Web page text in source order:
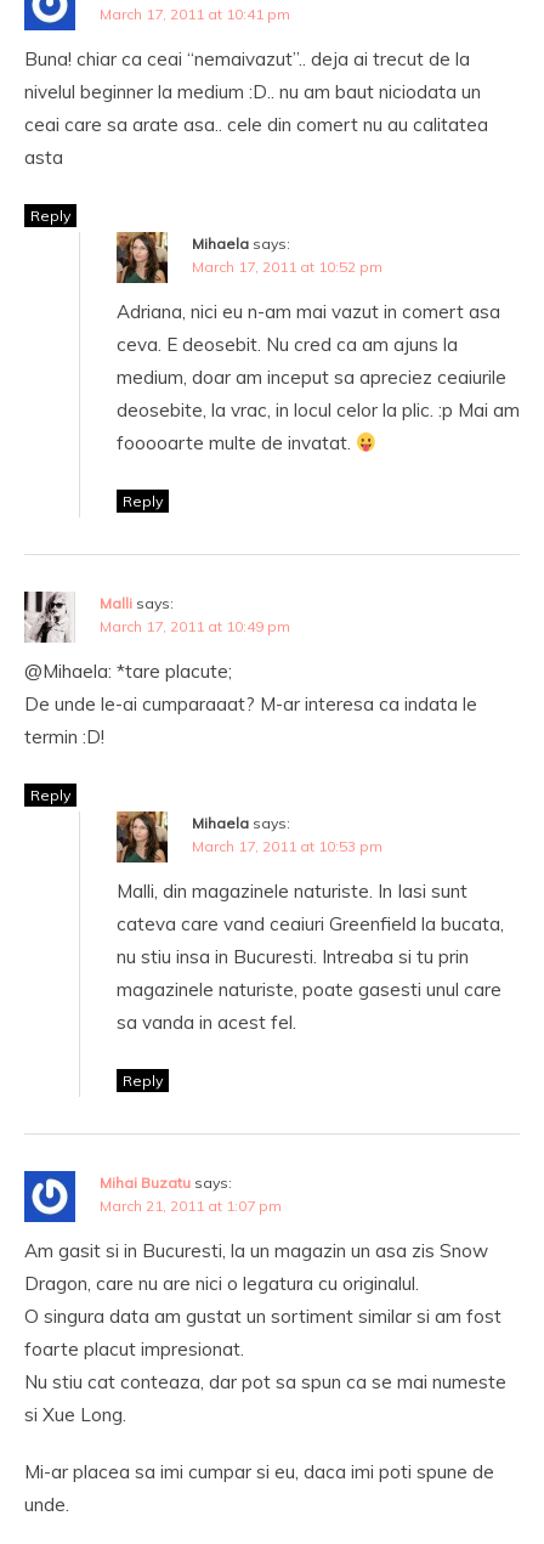
March 17, 2011 at 10:41 pm
Buna! chiar ca ceai “nemaivazut”.. deja ai trecut de la
nivelul beginner la medium :D.. nu am baut niciodata un
ceai care sa arate asa.. cele din comert nu au calitatea
asta
Reply
Mihaela says:
March 17, 2011 at 10:52 pm
Adriana, nici eu n-am mai vazut in comert asa
ceva. E deosebit. Nu cred ca am ajuns la
medium, doar am inceput sa apreciez ceaiurile
deosebite, la vrac, in locul celor la plic. :p Mai am
fooooarte multe de invatat.
Reply
Malli says:
March 17, 2011 at 10:49 pm
@Mihaela: *tare placute;
De unde le-ai cumparaaat? M-ar interesa ca indata le
termin :D!
Reply
Mihaela says:
March 17, 2011 at 10:53 pm
Malli, din magazinele naturiste. In Iasi sunt
cateva care vand ceaiuri Greenfield la bucata,
nu stiu insa in Bucuresti. Intreaba si tu prin
magazinele naturiste, poate gasesti unul care
sa vanda in acest fel.
Reply
Mihai Buzatu says:
March 21, 2011 at 1:07 pm
Am gasit si in Bucuresti, la un magazin un asa zis Snow
Dragon, care nu are nici o legatura cu originalul.
O singura data am gustat un sortiment similar si am fost
foarte placut impresionat.
Nu stiu cat conteaza, dar pot sa spun ca se mai numeste
si Xue Long.
Mi-ar placea sa imi cumpar si eu, daca imi poti spune de
unde.